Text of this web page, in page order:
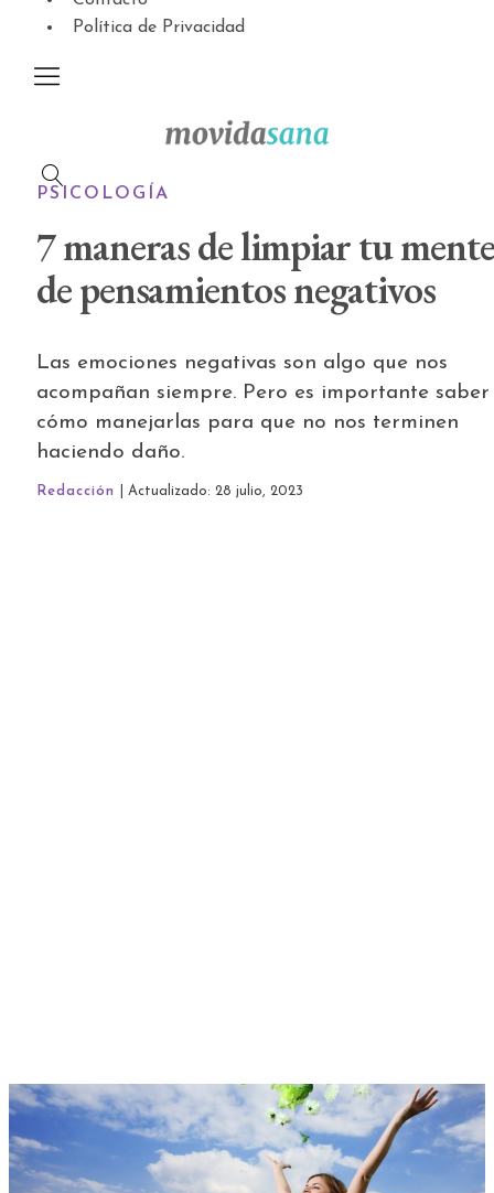
Política de Privacidad
PSICOLOGÍA
7 maneras de limpiar tu mente
de pensamientos negativos
Las emociones negativas son algo que nos
acompañan siempre. Pero es importante saber
cómo manejarlas para que no nos terminen
haciendo daño.
Redacción | Actualizado: 28 julio, 2023